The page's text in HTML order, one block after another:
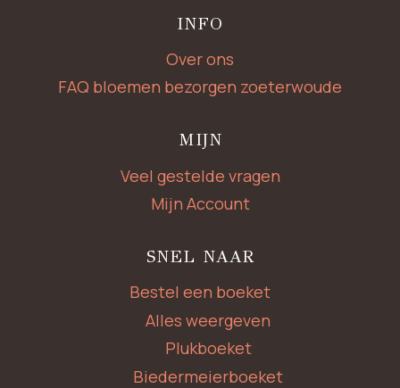
INFO
Over ons
FAQ bloemen bezorgen zoeterwoude
MIJN
Veel gestelde vragen
Mijn Account
SNEL NAAR
Bestel een boeket
Alles weergeven
Plukboeket
Biedermeierboeket